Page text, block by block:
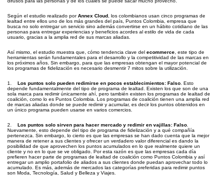
Según el estudio realizado porAnnex Cloud , los colombianos usan cinco programas de
lealtad entre ellos uno de los más grandes del país, Puntos Colombia, empresa que
busca no solo entregar un servicio sino además convertirse en un hábito cotidiano de las
personas para entregar experiencias y beneficios acordes al estilo de vida de cada
usuario, gracias a la amplia red de sus marcas aliadas.
Así mismo, el estudio muestra que, cómo tendencia clave del ecommerce , este tipo de
herramientas serán fundamentales para el desarrollo y la competitividad de las marcas en
los próximos años. Sin embargo, para que las empresas obtengan el mayor potencial de
los programas de fidelización es necesario desmentir 7 mitos sobre la utilización.
1. Los puntos solo pueden redimirse en pocos establecimientos: Falso . Esto
depende fundamentalmente del tipo de programa de lealtad. Existen los que son de una
sola marca para redimir únicamente ahí, pero también existen los programas de lealtad de
coalición, como lo es Puntos Colombia. Los programas de coalición tienen una amplia red
de marcas aliadas donde se puede redimir y acumular, es decir los puntos obtenidos en
un único programa pueden usarse en varios comercios.
2. Los puntos solo sirven para hacer mercado y redimir en vajillas: Falso
Nuevamente, esto depende del tipo de programa de fidelización y a qué compañía
pertenezca. Sin embargo, lo cierto es que las empresas se han dado cuenta que la mejor
manera de retener a sus clientes y ofrecer un verdadero valor diferencial es dando la
posibilidad de que aprovechen los puntos acumulados en lo que realmente quiere un
cliente y no en lo que se ve obligado. Por esta razón es que las empresas cada día
prefieren hacer parte de programas de lealtad de coalición como Puntos Colombia y así
entregar un amplio portafolio de aliados a sus clientes donde puedan aprovechar todo lo
acumulado. Es más, además de mercados las categorías preferidas para redimir puntos
son Moda, Tecnología, Salud y Belleza y Viajes.